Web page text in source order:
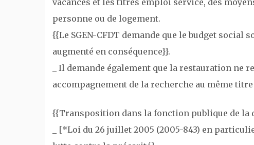
personne ou de logement.
{{Le SGEN-CFDT demande que le budget
augmenté en conséquence}}.
_ Il demande également que la restauration ne
accompagnement de la recherche au même
{{Transposition dans la fonction publique de la
_ [*Loi du 26 juillet 2005 (2005-843) en